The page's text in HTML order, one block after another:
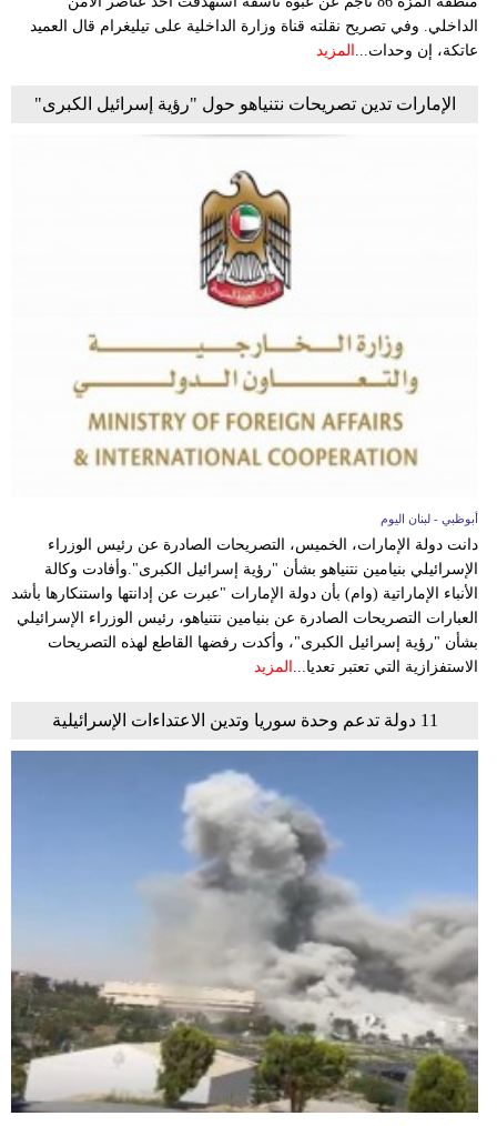
الداخلي. وفي تصريح نقلته قناة وزارة الداخلية على تيليغرام قال العميد
عاتكة، إن وحدات... المزيد
الإمارات تدين تصريحات نتنياهو حول "رؤية إسرائيل الكبرى"
أبوظبي - لبنان اليوم
دانت دولة الإمارات، الخميس، التصريحات الصادرة عن رئيس الوزراء
الإسرائيلي بنيامين نتنياهو بشأن "رؤية إسرائيل الكبرى".وأفادت وكالة
الأنباء الإماراتية (وام) بأن دولة الإمارات "عبرت عن إدانتها واستنكارها بأشد
العبارات التصريحات الصادرة عن بنيامين نتنياهو، رئيس الوزراء الإسرائيلي
بشأن "رؤية إسرائيل الكبرى"، وأكدت رفضها القاطع لهذه التصريحات
الاستفزازية التي تعتبر تعديا...
المزيد
11 دولة تدعم وحدة سوريا وتدين الاعتداءات الإسرائيلية